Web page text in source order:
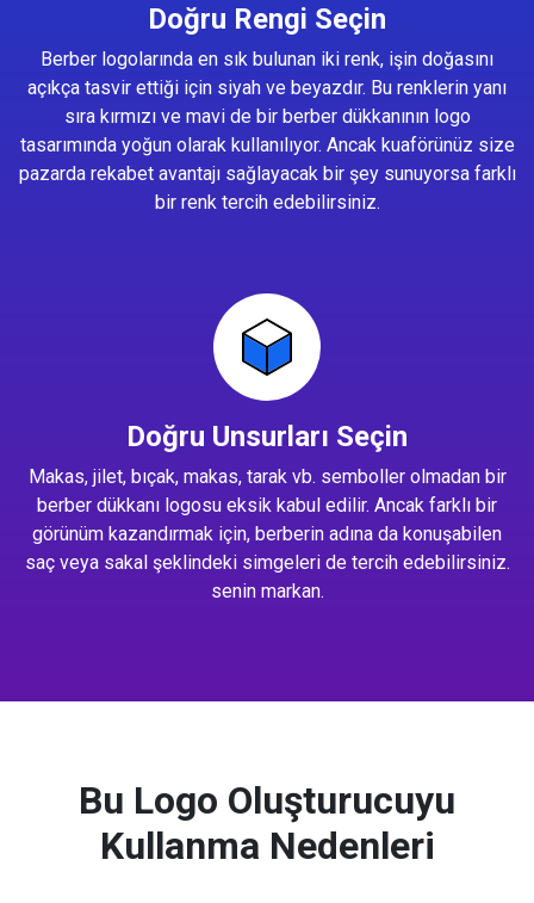
Doğru Rengi Seçin
Berber logolarında en sık bulunan iki renk, işin doğasını
açıkça tasvir ettiği için siyah ve beyazdır. Bu renklerin yanı
sıra kırmızı ve mavi de bir berber dükkanının logo
tasarımında yoğun olarak kullanılıyor. Ancak kuaförünüz size
pazarda rekabet avantajı sağlayacak bir şey sunuyorsa farklı
bir renk tercih edebilirsiniz.
Doğru Unsurları Seçin
Makas, jilet, bıçak, makas, tarak vb. semboller olmadan bir
berber dükkanı logosu eksik kabul edilir. Ancak farklı bir
görünüm kazandırmak için, berberin adına da konuşabilen
saç veya sakal şeklindeki simgeleri de tercih edebilirsiniz.
senin markan.
Bu Logo Oluşturucuyu
Kullanma Nedenleri